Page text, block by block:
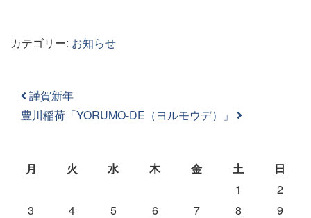
カテゴリー: お知らせ
投稿ナビゲーション
謹賀新年
豊川稲荷「YORUMO-DE（ヨルモウデ）」
月 火 水 木 金 土
日
1
2
3
4 5 6 7 8
9